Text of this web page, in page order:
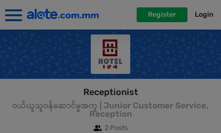
Register Login
Receptionist
ဝယ်ယူသူဝန်ဆောင်မှုအကူ | Junior Customer Service,
Reception
2 Posts